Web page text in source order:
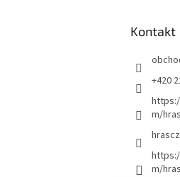
Kontakt
+420
m/
hrascz
m/